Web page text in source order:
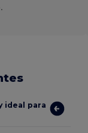
ideal para